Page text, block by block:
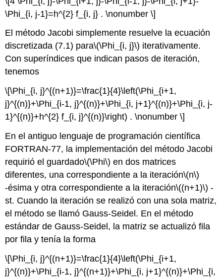
\Phi_{i, j-1}=h^{2} f_{i, j} . \nonumber \]
El método Jacobi simplemente resuelve la ecuación
discretizada (7.1) para\(\Phi_{i, j}\) iterativamente.
Con superíndices que indican pasos de iteración,
tenemos
\[\Phi_{i, j}^{(n+1)}=\frac{1}{4}\left(\Phi_{i+1,
j}^{(n)}+\Phi_{i-1, j}^{(n)}+\Phi_{i, j+1}^{(n)}+\Phi_{i, j-
1}^{(n)}+h^{2} f_{i, j}^{(n)}\right) . \nonumber \]
En el antiguo lenguaje de programación científica
FORTRAN-77, la implementación del método Jacobi
requirió el guardado\(\Phi\) en dos matrices
diferentes, una correspondiente a la iteración\(n\)
-ésima y otra correspondiente a la iteración\((n+1)\) -
st. Cuando la iteración se realizó con una sola matriz,
el método se llamó Gauss-Seidel. En el método
estándar de Gauss-Seidel, la matriz se actualizó fila
por fila y tenía la forma
\[\Phi_{i, j}^{(n+1)}=\frac{1}{4}\left(\Phi_{i+1,
j}^{(n)}+\Phi_{i-1, j}^{(n+1)}+\Phi_{i, j+1}^{(n)}+\Phi_{i,